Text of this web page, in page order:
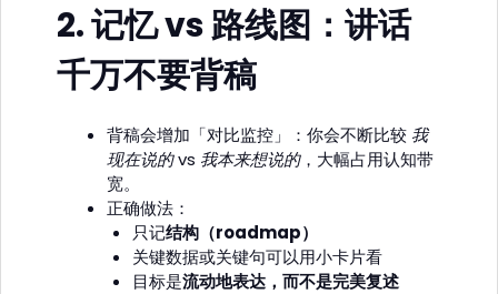
2.记忆 vs 路线图：讲话
千万不要背稿
背稿会增加「对比监控」：你会不断比较 我
现在说的vs 我本来想说的，大幅占用认知带
宽。
正确做法：
只记结构（roadmap）
关键数据或关键句可以用小卡片看
目标是流动地表达，而不是完美复述